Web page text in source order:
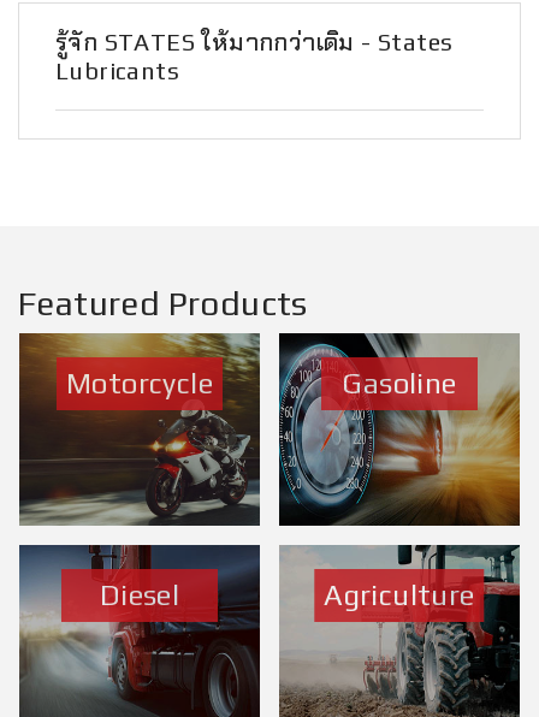
รู้จัก STATES ให้มากกว่าเดิม - States
Lubricants
Featured Products
Motorcycle Gasoline
Diesel Agriculture